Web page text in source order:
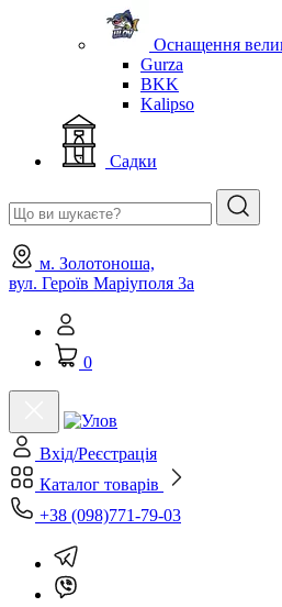
Оснащення
Gurza
BKK
Kalipso
Садки
м. Золотоноша,
вул. Героїв Маріуполя 3а
0
Вхід/Реєстрація
Каталог товарів
+38 (098)771-79-03